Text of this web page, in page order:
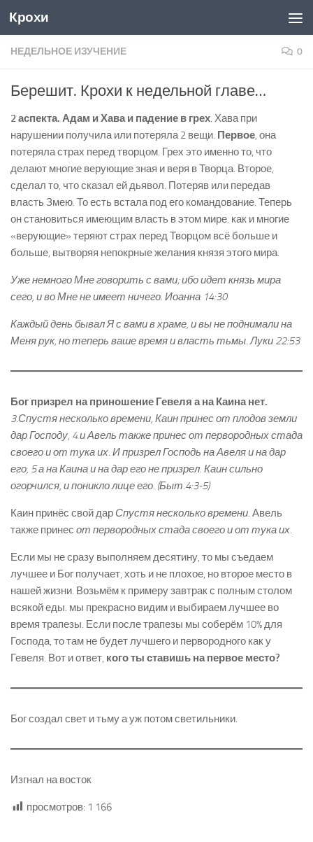
Skip to content
Крохи
НЕДЕЛЬНОЕ ИЗУЧЕНИЕ 0
Берешит. Крохи к недельной главе…
2 аспекта. Адам и Хава и падение в грех. Хава при
нарушении получила или потеряла 2 вещи. Первое, она
потеряла страх перед творцом. Грех это именно то, что
делают многие верующие зная и веря в Творца. Второе,
сделал то, что сказал ей дьявол. Потеряв или передав
власть Змею. То есть встала под его командование. Теперь
он становиться имеющим власть в этом мире. как и многие
«верующие» теряют страх перед Творцом всё больше и
больше, вытворяя непокрные желания князя этого мира.
Уже немного Мне говорить с вами; ибо идет князь мира
сего, и во Мне не имеет ничего. Иоанна 14:30
Каждый день бывал Я с вами в храме, и вы не поднимали на
Меня рук, но теперь ваше время и власть тьмы. Луки 22:53
Бог призрел на приношение Гевеля а на Каина нет.
3.Спустя несколько времени, Каин принес от плодов земли
дар Господу, 4 и Авель также принес от первородных стада
своего и от тука их. И призрел Господь на Авеля и на дар
его, 5 а на Каина и на дар его не призрел. Каин сильно
огорчился, и поникло лице его. (Быт.4:3-5)
Каин принёс свой дар Спустя несколько времени. Авель
также принес от первородных стада своего и от тука их.
Если мы не сразу выполняем десятину, то мы съедаем
лучшее и Бог получает, хоть и не плохое, но второе место в
нашей жизни. Возьмём к примеру завтрак с полным столом
всякой еды. мы прекрасно видим и выбираем лучшее во
время трапезы. Если после трапезы мы соберём 10% для
Господа, то там не будет лучшего и первородного как у
Гевеля. Вот и ответ, кого ты ставишь на первое место?
Бог создал свет и тьму а уж потом светильники.
Изгнал на восток
просмотров: 1 166